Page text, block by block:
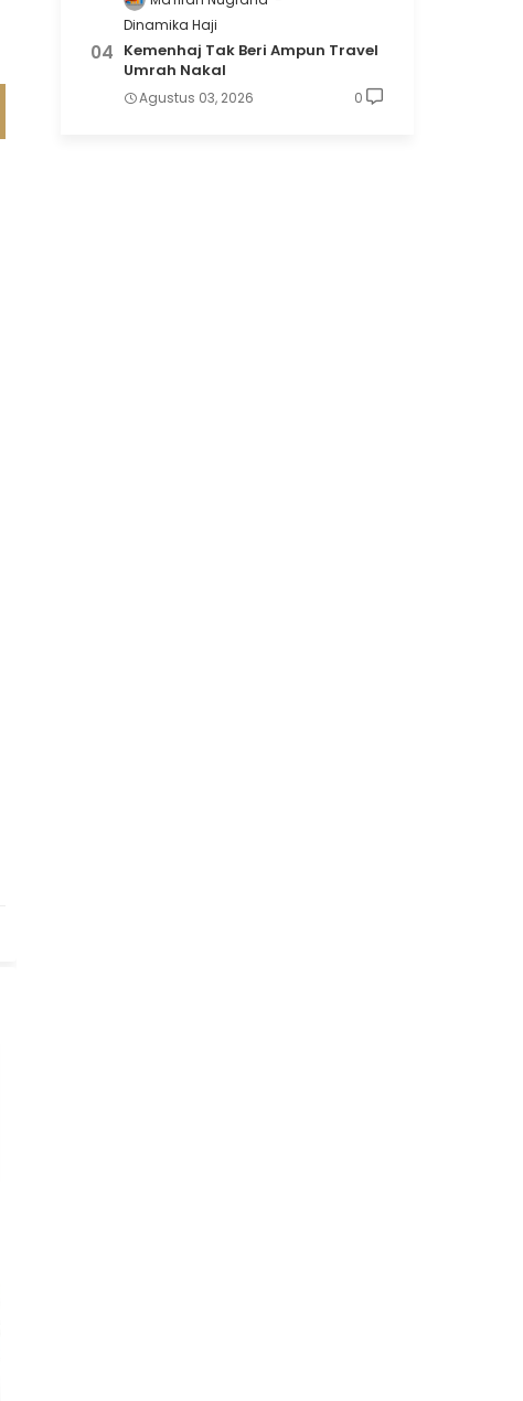
Dinamika Haji
Kemenhaj Tak Beri Ampun Travel
Umrah Nakal
Agustus 03, 2026 0